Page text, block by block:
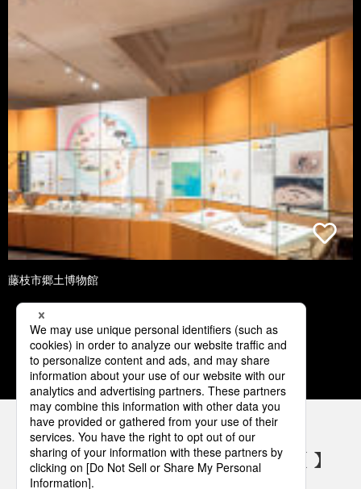
藤枝市郷土博物館
1 2 3 4 5
パナソニックの電気設備 SNSアカウント